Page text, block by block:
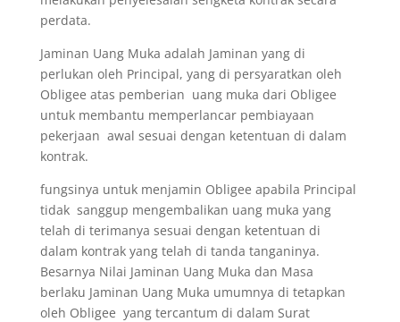
perdata.
Jaminan Uang Muka adalah Jaminan yang di
perlukan oleh Principal, yang di persyaratkan oleh
Obligee atas pemberian uang muka dari Obligee
untuk membantu memperlancar pembiayaan
pekerjaan awal sesuai dengan ketentuan di dalam
kontrak.
fungsinya untuk menjamin Obligee apabila Principal
tidak sanggup mengembalikan uang muka yang
telah di terimanya sesuai dengan ketentuan di
dalam kontrak yang telah di tanda tanganinya.
Besarnya Nilai Jaminan Uang Muka dan Masa
berlaku Jaminan Uang Muka umumnya di tetapkan
oleh Obligee yang tercantum di dalam Surat